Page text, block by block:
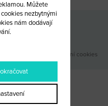
PANKREA Nastavení cookies
Můžete
nezbytnými
nám dodávají